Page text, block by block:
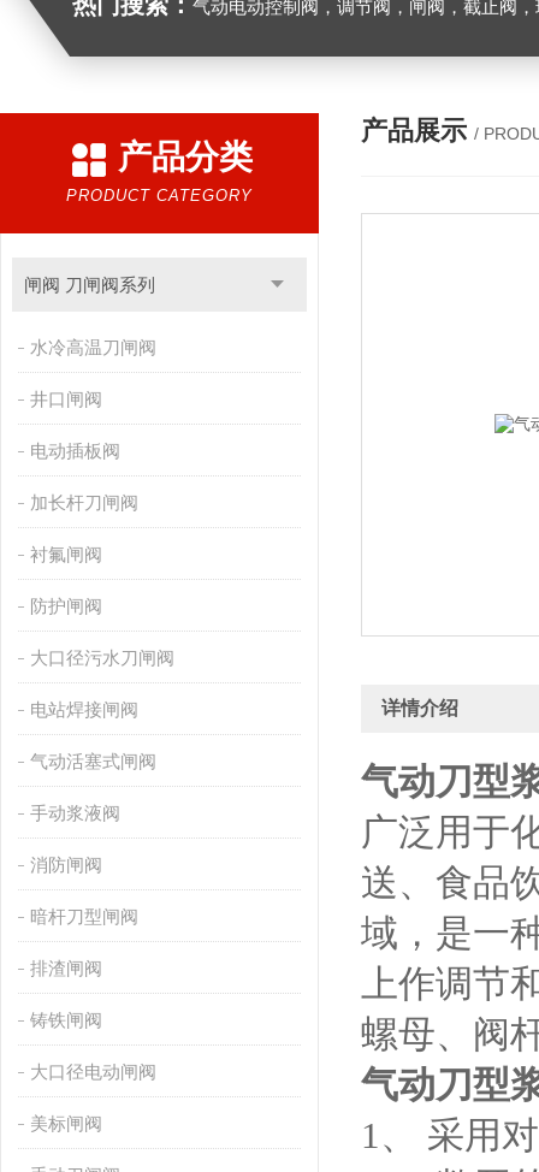
气动电动控制阀，调节阀，闸阀，截止阀，球阀，蝶阀，止回阀，高温高压
产品分类
PRODUCT CATEGORY
闸阀 刀闸阀系列
水冷高温刀闸阀
井口闸阀
电动插板阀
加长杆刀闸阀
衬氟闸阀
防护闸阀
大口径污水刀闸阀
电站焊接闸阀
气动活塞式闸阀
手动浆液阀
消防闸阀
暗杆刀型闸阀
排渣闸阀
铸铁闸阀
大口径电动闸阀
美标闸阀
产品展示 /
详情介绍
气动刀型
广泛用于
送、食品
域，是一
上作调节
螺母、阀
气动刀型
1、 采用